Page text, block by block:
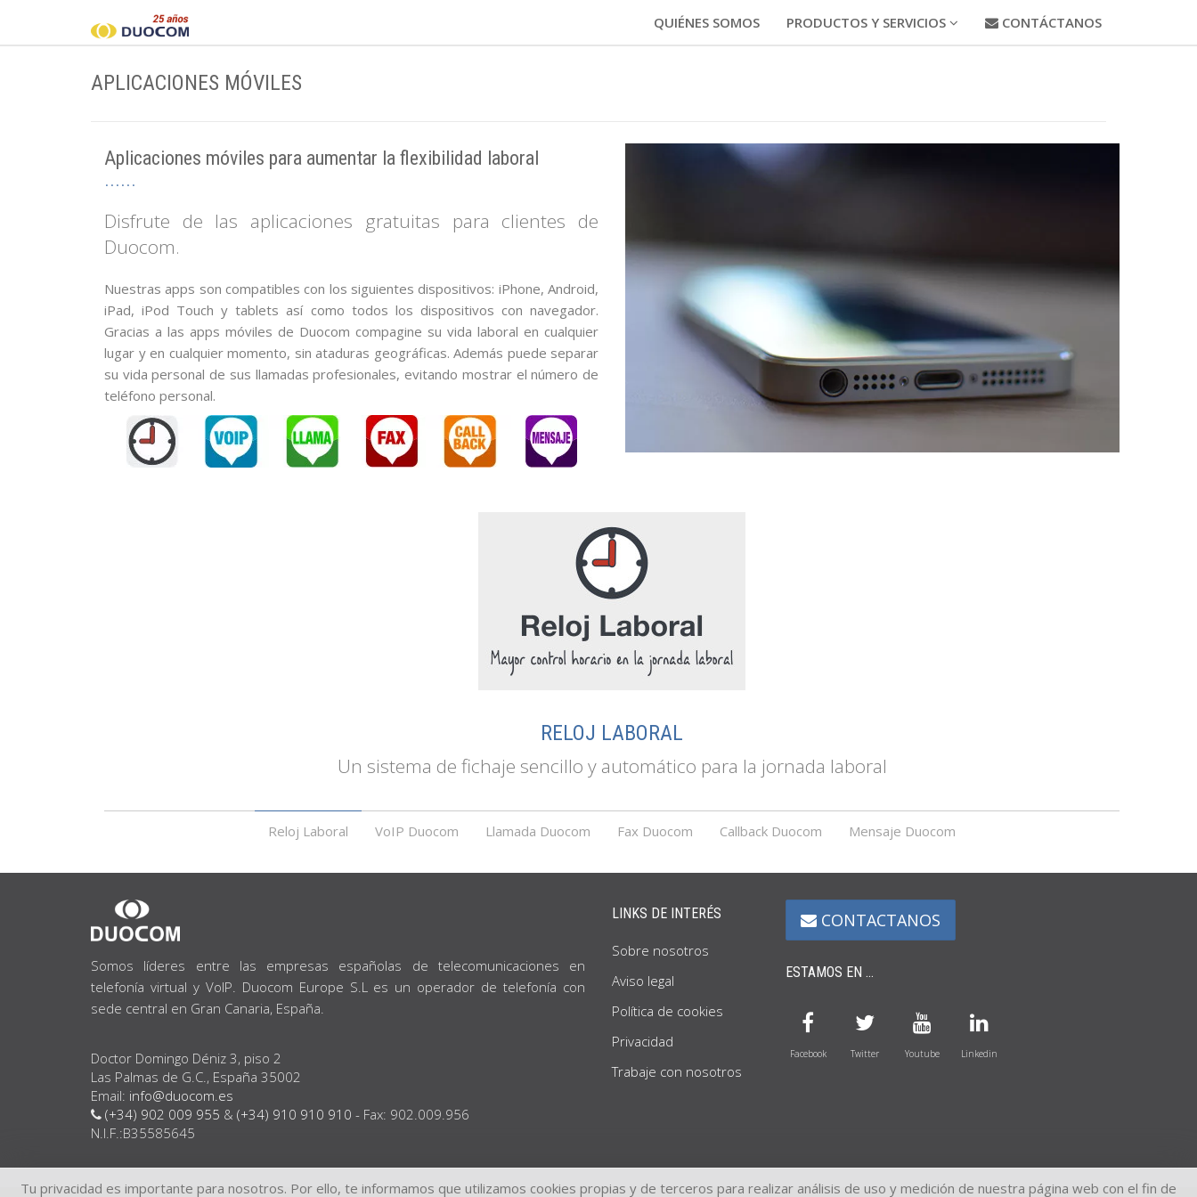
Tu privacidad es importante para nosotros. Por ello, te informamos que utilizamos cookies propias y de terceros para realizar análisis de uso y medición de nuestra página web con el fin de
QUIÉNES SOMOS PRODUCTOS Y SERVICIOS CONTÁCTANOS
APLICACIONES MÓVILES
Aplicaciones móviles para aumentar la flexibilidad laboral
Disfrute de las aplicaciones gratuitas para clientes de
Duocom.
Nuestras apps son compatibles con los siguientes dispositivos: iPhone, Android,
iPad, iPod Touch y tablets así como todos los dispositivos con navegador.
Gracias a las apps móviles de Duocom compagine su vida laboral en cualquier
lugar y en cualquier momento, sin ataduras geográficas. Además puede separar
su vida personal de sus llamadas profesionales, evitando mostrar el número de
teléfono personal.
RELOJ LABORAL
Un sistema de fichaje sencillo y automático para la jornada laboral
Reloj Laboral VoIP Duocom Llamada Duocom Fax Duocom Callback Duocom Mensaje Duocom
SOBRE
NOSOTROS
Somos líderes entre las empresas españolas de telecomunicaciones en
telefonía virtual y VoIP. Duocom Europe S.L es un operador de telefonía con
sede central en Gran Canaria, España.
Doctor Domingo Déniz 3, piso 2
Las Palmas de G.C., España 35002
Email: info@duocom.es
(+34) 902 009 955 & (+34) 910 910 910 - Fax: 902.009.956
N.I.F.:B35585645
LINKS DE INTERÉS
Sobre nosotros
Aviso legal
Política de cookies
Privacidad
Trabaje con nosotros
CONTACTANOS
ESTAMOS EN ...
Facebook Twitter Youtube Linkedin